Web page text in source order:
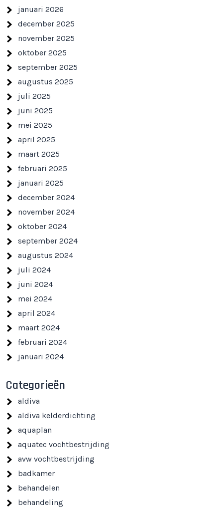
januari 2026
december 2025
november 2025
oktober 2025
september 2025
augustus 2025
juli 2025
juni 2025
mei 2025
april 2025
maart 2025
februari 2025
januari 2025
december 2024
november 2024
oktober 2024
september 2024
augustus 2024
juli 2024
juni 2024
mei 2024
april 2024
maart 2024
februari 2024
januari 2024
Categorieën
aldiva
aldiva kelderdichting
aquaplan
aquatec vochtbestrijding
avw vochtbestrijding
badkamer
behandelen
behandeling